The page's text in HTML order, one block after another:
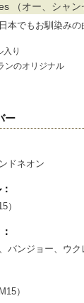
（オー、シャン
本でもお馴染みの
り
ンのオリジナル
ー
ドネオン
）
バンジョー、ウク
）